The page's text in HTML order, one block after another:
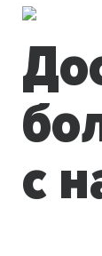
с